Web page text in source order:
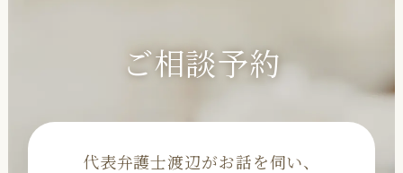
ご相談予約
代表弁護士渡辺がお話を伺い、